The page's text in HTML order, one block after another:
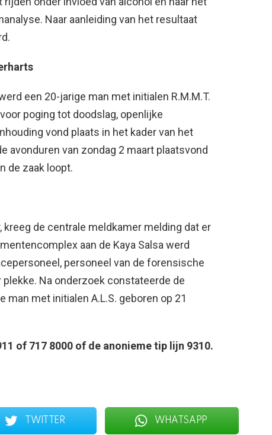
Naar aanleiding van het resultaat
een 20-jarige man met initialen R.M.M.T.
poging tot doodslag, openlijke
vond plaats in het kader van het
avonduren van zondag 2 maart plaatsvond
de zaak loopt.
kreeg de centrale meldkamer melding dat er
aan de Kaya Salsa werd
personeel van de forensische
Na onderzoek constateerde de
met initialen A.L.S. geboren op 21
of 717 8000 of de anonieme tip lijn 9310.
TWITTER WHATSAPP